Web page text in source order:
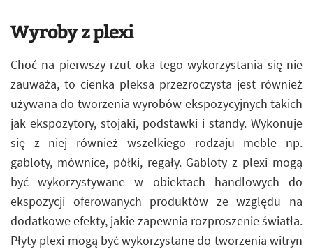
Wyroby z plexi
Choć na pierwszy rzut oka tego wykorzystania się nie
zauważa, to cienka pleksa przezroczysta jest również
używana do tworzenia wyrobów ekspozycyjnych takich
jak ekspozytory, stojaki, podstawki i standy. Wykonuje
się z niej również wszelkiego rodzaju meble np.
gabloty, mównice, półki, regały. Gabloty z plexi mogą
być wykorzystywane w obiektach handlowych do
ekspozycji oferowanych produktów ze względu na
dodatkowe efekty, jakie zapewnia rozproszenie światła.
Płyty plexi mogą być wykorzystane do tworzenia witryn